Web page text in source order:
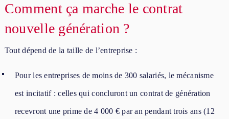
Comment ça marche le contrat
nouvelle génération ?
Tout dépend de la taille de l’entreprise :
Pour les entreprises de moins de 300 salariés, le mécanisme
est incitatif : celles qui concluront un contrat de génération
recevront une prime de 4 000 € par an pendant trois ans (12